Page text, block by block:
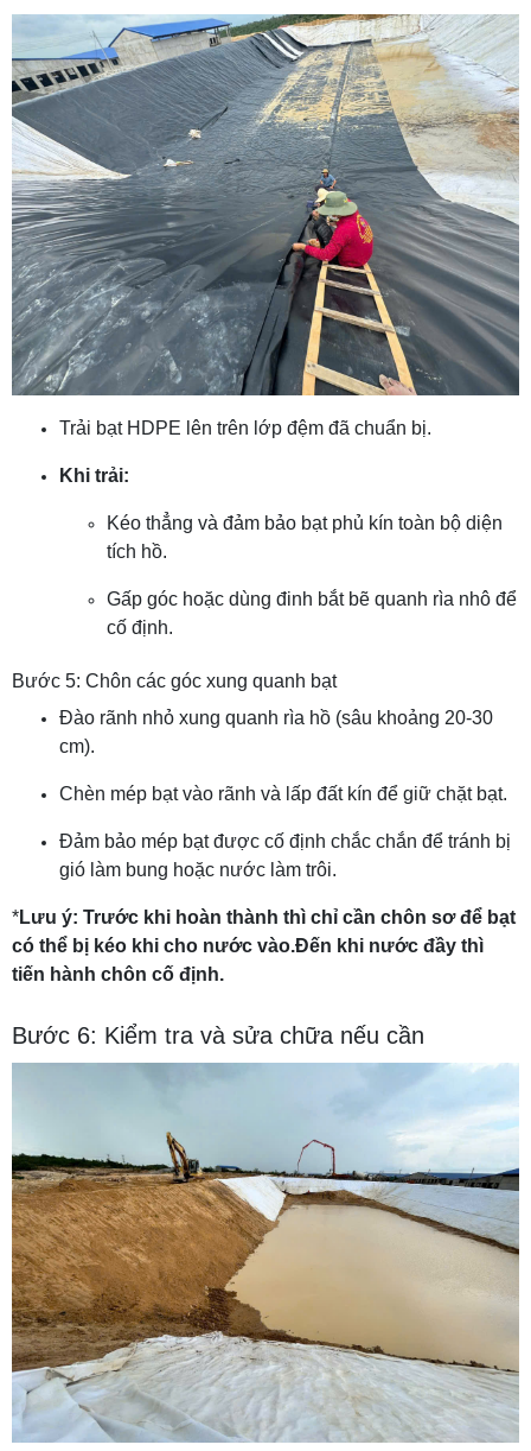
Trải bạt HDPE lên trên lớp đệm đã chuẩn bị.
Khi trải:
Kéo thẳng và đảm bảo bạt phủ kín toàn bộ diện
tích hồ.
Gấp góc hoặc dùng đinh bắt bẽ quanh rìa nhô để
cố định.
Bước 5: Chôn các góc xung quanh bạt
Đào rãnh nhỏ xung quanh rìa hồ (sâu khoảng 20-30
cm).
Chèn mép bạt vào rãnh và lấp đất kín để giữ chặt bạt.
Đảm bảo mép bạt được cố định chắc chắn để tránh bị
gió làm bung hoặc nước làm trôi.
*Lưu ý: Trước khi hoàn thành thì chỉ cần chôn sơ để bạt
có thể bị kéo khi cho nước vào.Đến khi nước đầy thì
tiến hành chôn cố định.
Bước 6: Kiểm tra và sửa chữa nếu cần